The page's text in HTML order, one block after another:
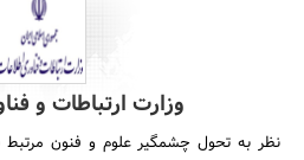
وزارت ارتباطات و
نظر به تحول چشمگیر علوم و فنون مرتبط